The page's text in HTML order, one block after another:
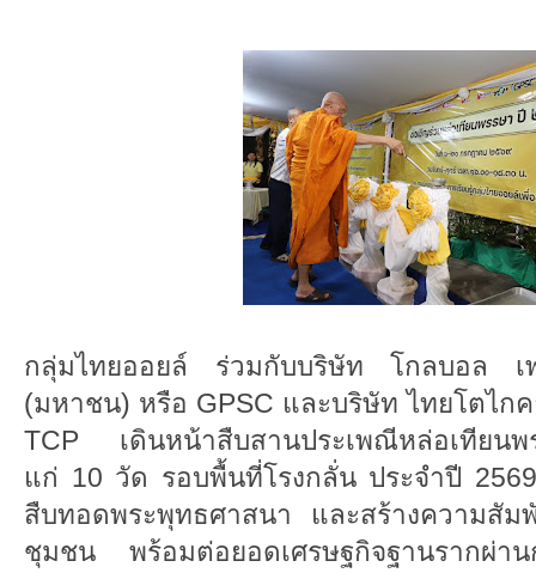
กลุ่มไทยออยล์ ร่วมกับบริษัท โกลบอล เ
(มหาชน) หรือ GPSC และบริษัท ไทยโตไก
TCP เดินหน้าสืบสานประเพณีหล่อเทียนพ
แก่ 10 วัด รอบพื้นที่โรงกลั่น ประจำปี
สืบทอดพระพุทธศาสนา และสร้างความสัม
ชุมชน พร้อมต่อยอดเศรษฐกิจฐานรากผ่า